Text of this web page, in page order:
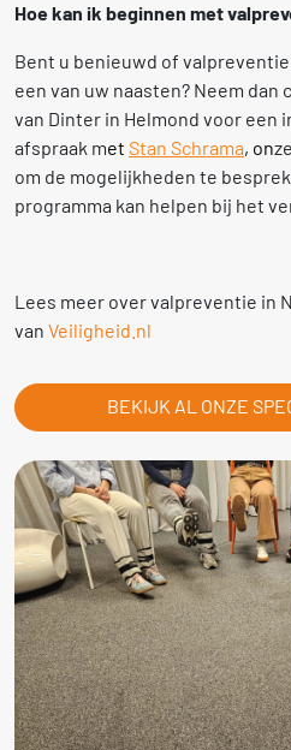
Hoe kan ik beginnen met
Bent u benieuwd of
een van uw naasten? Neem dan
van Dinter in Helmond voor een
afspraak met Stan Schrama, on
om de mogelijkheden te
programma kan helpen bij het
Lees meer over valpreventie in
van Veiligheid.nl
BEKIJK AL ONZE